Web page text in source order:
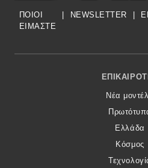
ΠΟΙΟΙ
ΕΙΜΑΣΤΕ
NEWSLETTER
Footer
Νέα
Ελλάδα
Κόσμος